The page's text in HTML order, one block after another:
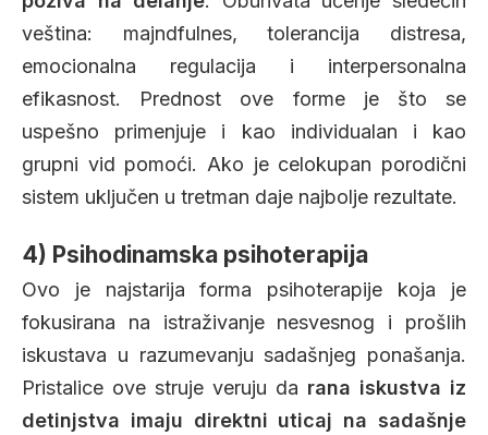
veština: majndfulnes, tolerancija distresa,
emocionalna regulacija i interpersonalna
efikasnost. Prednost ove forme je što se
uspešno primenjuje i kao individualan i kao
grupni vid pomoći. Ako je celokupan porodični
sistem uključen u tretman daje najbolje rezultate.
4) Psihodinamska psihoterapija
Ovo je najstarija forma psihoterapije koja je
fokusirana na istraživanje nesvesnog i prošlih
iskustava u razumevanju sadašnjeg ponašanja.
Pristalice ove struje veruju da rana iskustva iz
detinjstva imaju direktni uticaj na sadašnje